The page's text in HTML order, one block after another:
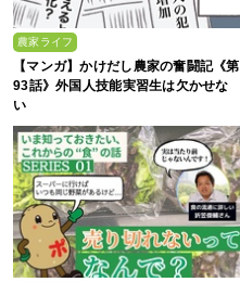
農家ライフ
【マンガ】かけだし農家の奮闘記《第
93話》外国人技能実習生は欠かせな
い